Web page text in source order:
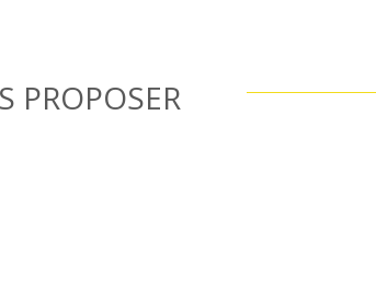
PROPOSER